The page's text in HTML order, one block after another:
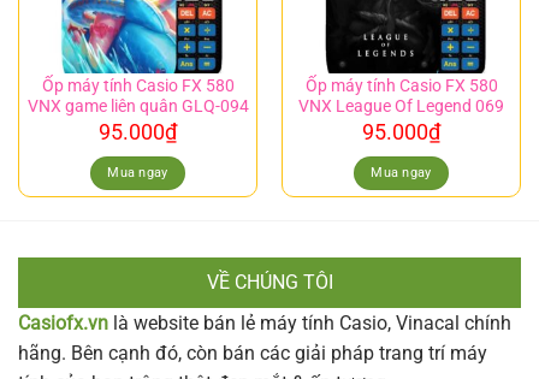
Ốp máy tính Casio FX 580
VNX game liên quân GLQ-094
95.000₫
Mua ngay
Ốp máy tính Casio FX 580
VNX League Of Legend 069
95.000₫
Mua ngay
VỀ CHÚNG TÔI
Casiofx.vn là website bán lẻ máy tính Casio, Vinacal chính
hãng. Bên cạnh đó, còn bán các giải pháp trang trí máy